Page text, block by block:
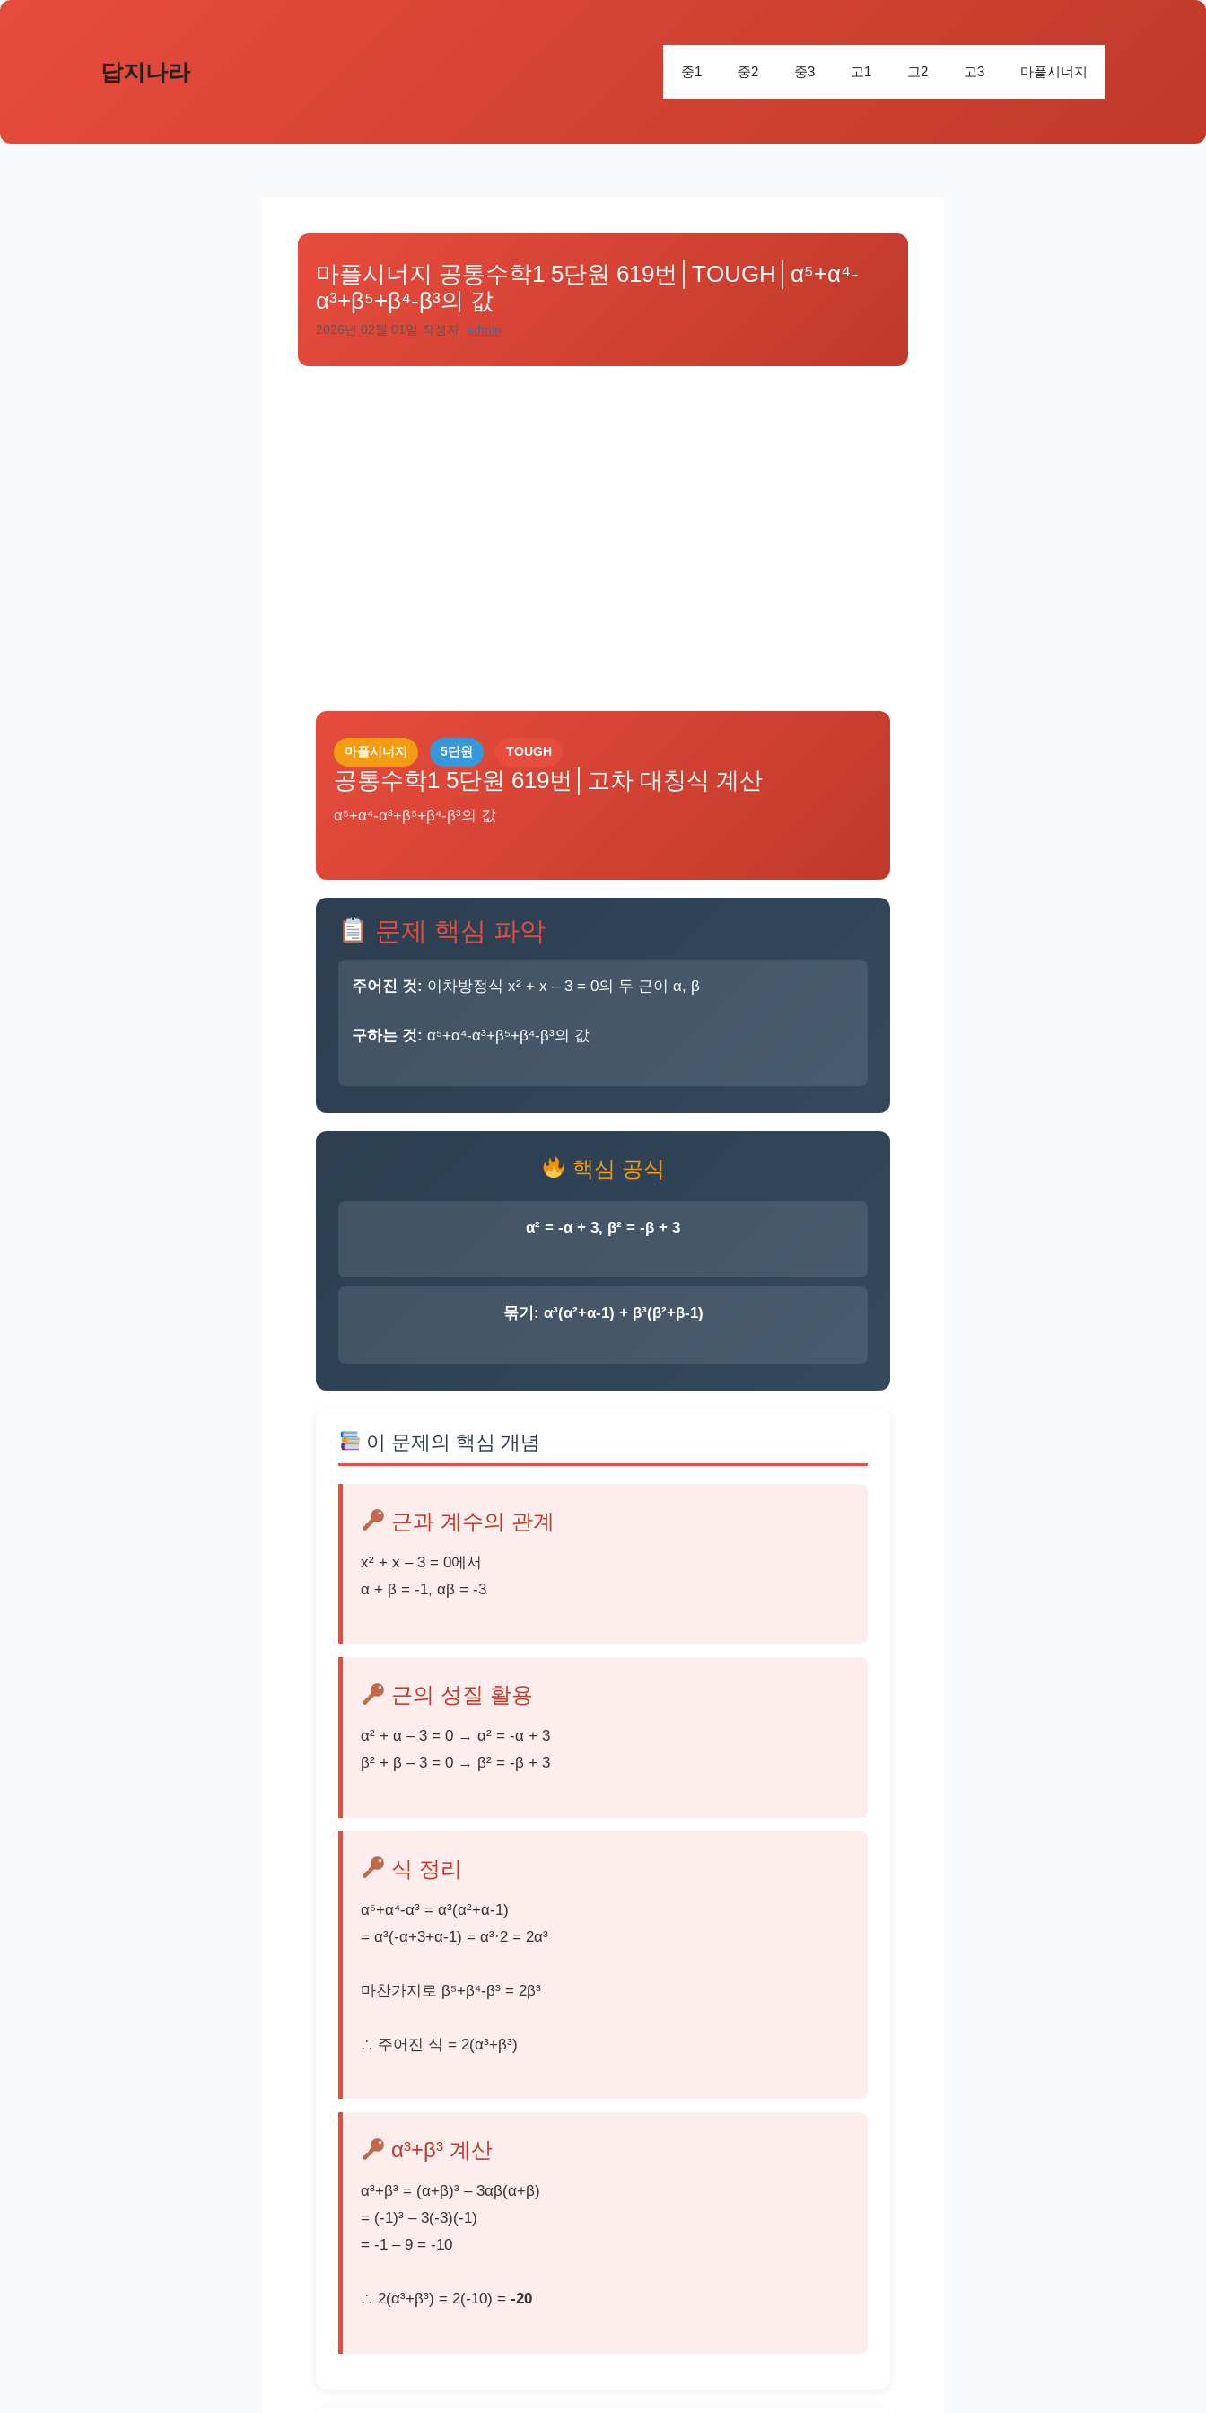
컨
너
답지나라 중1 중2 중3 고1 고2 고3 마플시너지
마플시너지 공통수학1 5단원 619번│TOUGH│α⁵+α⁴-
α³+β⁵+β⁴-β³의 값
2026년 02월 01일 작성자: admin
마플시너지 5단원 TOUGH
공통수학1 5단원 619번│고차 대칭식 계산
α⁵+α⁴-α³+β⁵+β⁴-β³의 값
문제 핵심 파악
주어진 것: 이차방정식 x² + x – 3 = 0의 두 근이 α, β
구하는 것: α⁵+α⁴-α³+β⁵+β⁴-β³의 값
핵심 공식
α² = -α + 3, β² = -β + 3
묶기: α³(α²+α-1) + β³(β²+β-1)
이 문제의 핵심 개념
근과 계수의 관계
x² + x – 3 = 0에서
α + β = -1, αβ = -3
근의 성질 활용
α² + α – 3 = 0 → α² = -α + 3
β² + β – 3 = 0 → β² = -β + 3
식 정리
α⁵+α⁴-α³ = α³(α²+α-1)
= α³(-α+3+α-1) = α³·2 = 2α³
마찬가지로 β⁵+β⁴-β³ = 2β³
∴ 주어진 식 = 2(α³+β³)
α³+β³ 계산
α³+β³ = (α+β)³ – 3αβ(α+β)
= (-1)³ – 3(-3)(-1)
= -1 – 9 = -10
∴ 2(α³+β³) = 2(-10) = -20